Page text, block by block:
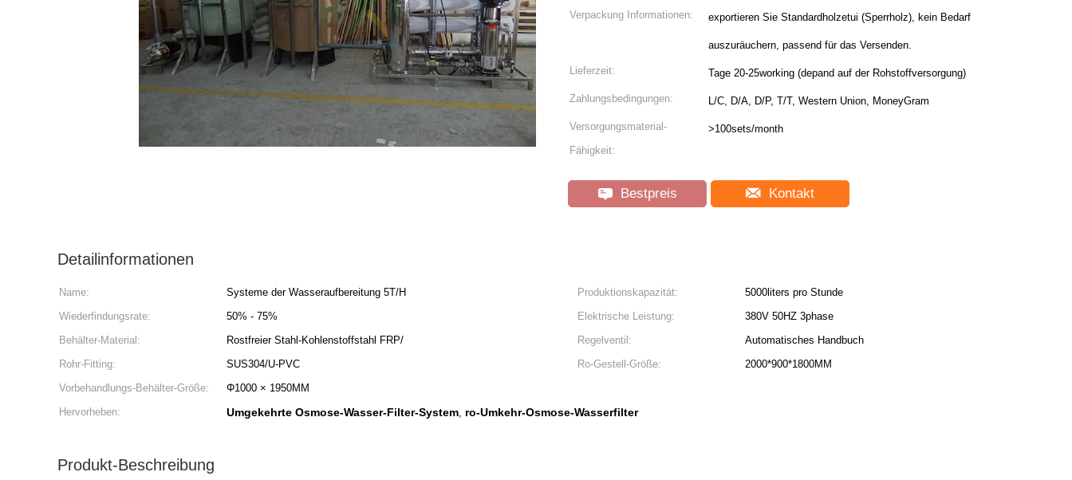
Verpackung Informationen: exportieren Sie Standardholzetui (Sperrholz), kein Bedarf
auszuräuchern, passend für das Versenden.
Lieferzeit: Tage 20-25working (depand auf der Rohstoffversorgung)
Zahlungsbedingungen: L/C, D/A, D/P, T/T, Western Union, MoneyGram
Versorgungsmaterial-
Fähigkeit:
>100sets/month
Bestpreis Kontakt
Detailinformationen
Name: Systeme der Wasseraufbereitung 5T/H Produktionskapazität:
5000liters pro Stunde
Wiederfindungsrate:
50% - 75% Elektrische Leistung:
380V 50HZ 3phase
Behälter-Material:
Rostfreier Stahl-Kohlenstoffstahl FRP/ Regelventil:
Automatisches Handbuch
Rohr-Fitting:
SUS304/U-PVC Ro-Gestell-Größe:
2000*900*1800MM
Vorbehandlungs-Behälter-Größe:
Φ1000 × 1950MM
Hervorheben:
Umgekehrte Osmose-Wasser-Filter-System, ro-Umkehr-Osmose-Wasserfilter
Produkt-Beschreibung